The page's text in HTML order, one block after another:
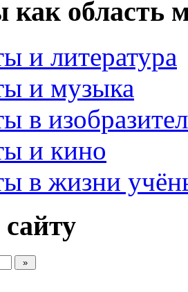
область
и литература
и музыка
в
и кино
в жизни